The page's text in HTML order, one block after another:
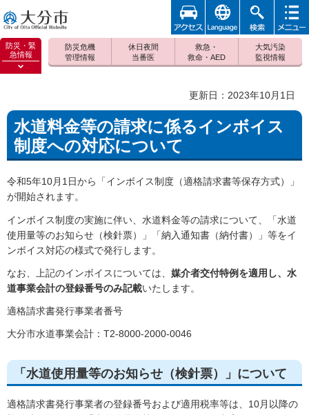
大分市
防災・緊
急情報
防災緊
防災危機
管理情報
休日夜間
当番医
救急・
救命・AED
大気汚染
監視情報
アクセ
ス
foreign 検索
メニュ
更新日：2023年10月1日
水道料金等の請求に係るインボイス
制度への対応について
令和5年10月1日から「インボイス制度（適格請求書等保存方式）」
が開始されます。
インボイス制度の実施に伴い、水道料金等の請求について、「水道
使用量等のお知らせ（検針票）」「納入通知書（納付書）」等をイ
ンボイス対応の様式で発行します。
なお、上記のインボイスについては、 媒介者交付特例を適用し、水
道事業会計の登録番号のみ記載いたします。
適格請求書発行事業者番号
大分市水道事業会計：T2-8000-2000-0046
「水道使用量等のお知らせ（検針票）」について
適格請求書発行事業者の登録番号および適用税率等は、10月以降の